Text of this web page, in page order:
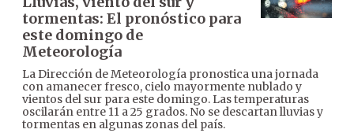
tormentas: El pronóstico para
este domingo de
Meteorología
La Dirección de Meteorología pronostica una jornada
con amanecer fresco, cielo mayormente nublado y
vientos del sur para este domingo. Las temperaturas
oscilarán entre 11 a 25 grados. No se descartan lluvias y
tormentas en algunas zonas del país.